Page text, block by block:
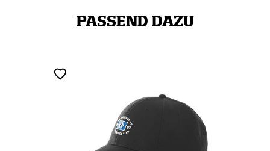
PASSEND DAZU